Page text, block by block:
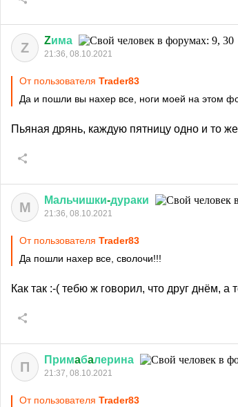
Z Zима
21:36, 08.10.2021
От пользователя Trader83
Да и пошли вы нахер все, ноги моей на этом
Пьяная дрянь, каждую пятницу одно и то же
М Мальчишки-дураки
21:36, 08.10.2021
От пользователя Trader83
Да пошли нахер все, сволочи!!!
Как так :-( тебю ж говорил, что друг днём, а
П Примaбaлерина
21:37, 08.10.2021
От пользователя Trader83